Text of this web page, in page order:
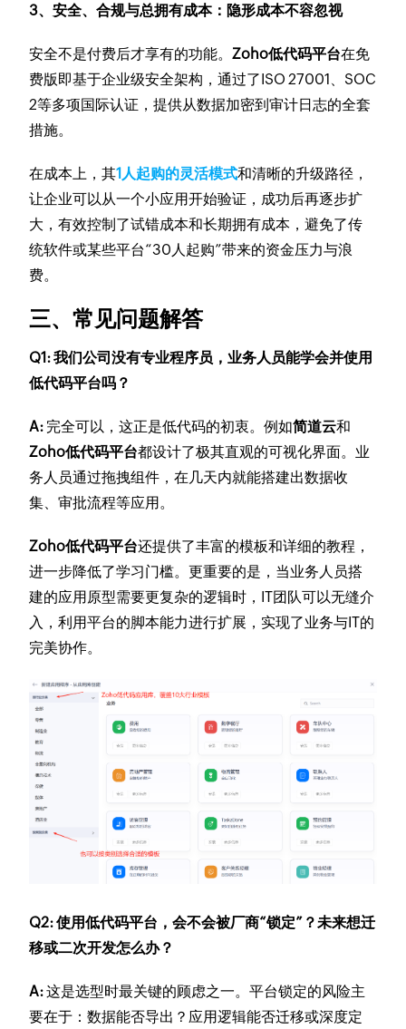
3、安全、合规与总拥有成本：隐形成本不容忽视
安全不是付费后才享有的功能。Zoho低代码平台在免
费版即基于企业级安全架构，通过了ISO 27001、SOC
2等多项国际认证，提供从数据加密到审计日志的全套
措施。
在成本上，其1人起购的灵活模式和清晰的升级路径，
让企业可以从一个小应用开始验证，成功后再逐步扩
大，有效控制了试错成本和长期拥有成本，避免了传
统软件或某些平台“30人起购”带来的资金压力与浪
费。
三、常见问题解答
Q1: 我们公司没有专业程序员，业务人员能学会并使用
低代码平台吗？
A: 完全可以，这正是低代码的初衷。例如简道云和
Zoho低代码平台都设计了极其直观的可视化界面。业
务人员通过拖拽组件，在几天内就能搭建出数据收
集、审批流程等应用。
Zoho低代码平台还提供了丰富的模板和详细的教程，
进一步降低了学习门槛。更重要的是，当业务人员搭
建的应用原型需要更复杂的逻辑时，IT团队可以无缝介
入，利用平台的脚本能力进行扩展，实现了业务与IT的
完美协作。
Q2: 使用低代码平台，会不会被厂商“锁定”？未来想迁
移或二次开发怎么办？
A:这是选型时最关键的顾虑之一。平台锁定的风险主
要在于：数据能否导出？应用逻辑能否迁移或深度定